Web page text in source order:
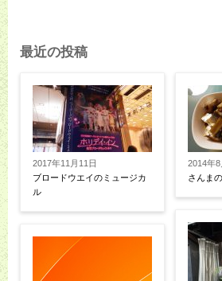
最近の投稿
2017年11月11日
ブロードウエイのミュージカ
ル
2014年8
さんま